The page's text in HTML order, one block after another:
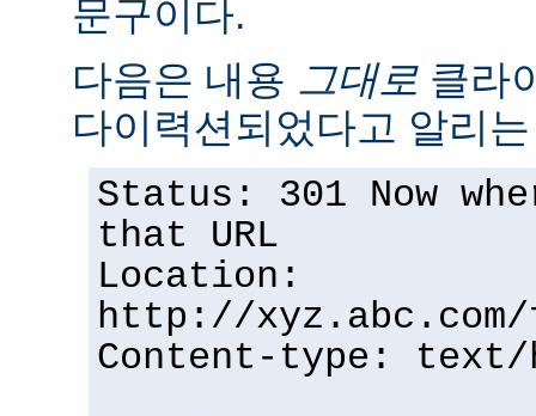
문구이다.
다음은 내용 그대로 클라
다이력션되었다고 알리
Status: 301 Now
that URL
Location:
http://
Content-type: text/